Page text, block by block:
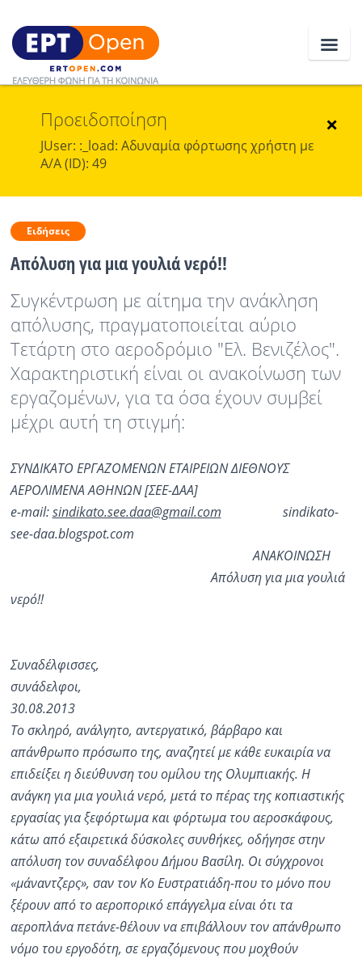
Ειδήσεις
Ελλάδα
Οικονομία
Αθλητικά
Κόσμος
Ραδιόφωνο LIVE
Πολιτισμός
×
Προειδοποίηση
JUser: :_load: Αδυναμία φόρτωσης χρήστη με
Α/Α (ID): 49
Ειδήσεις
Απόλυση για μια γουλιά νερό!!
Συγκέντρωση με αίτημα την ανάκληση
απόλυσης, πραγματοποιείται αύριο
Τετάρτη στο αεροδρόμιο "Ελ. Βενιζέλος".
Χαρακτηριστική είναι οι ανακοίνωση των
εργαζομένων, για τα όσα έχουν συμβεί
μέχρι αυτή τη στιγμή:
ΣΥΝΔΙΚΑΤΟ ΕΡΓΑΖΟΜΕΝΩΝ ΕΤΑΙΡΕΙΩΝ ΔΙΕΘΝΟΥΣ
ΑΕΡΟΛΙΜΕΝΑ ΑΘΗΝΩΝ [ΣΕΕ-ΔΑΑ]
e-mail:sindikato.see.daa@gmail.com sindikato-
see-daa.blogspot.com
ΑΝΑΚΟΙΝΩΣΗ
Απόλυση για μια γουλιά
νερό!!
Συναδέλφισσες,
30.08.2013
Το σκληρό, ανάλγητο, αντεργατικό, βάρβαρο και
απάνθρωπο πρόσωπο της, αναζητεί με κάθε ευκαιρία να
επιδείξει η διεύθυνση του ομίλου της Ολυμπιακής. Η
ανάγκη για μια γουλιά νερό, μετά το πέρας της κοπιαστικής
εργασίας για ξεφόρτωμα και φόρτωμα του αεροσκάφους,
κάτω από εξαιρετικά δύσκολες συνθήκες, οδήγησε στην
απόλυση τον συναδέλφου Δήμου Βασίλη. Οι σύγχρονοι
«μάναντζερς», σαν τον Κο Ευστρατιάδη-που το μόνο που
ξέρουν από το αεροπορικό επάγγελμα είναι ότι τα
αεροπλάνα πετάνε-θέλουν να επιβάλλουν τον απάνθρωπο
νόμο του εργοδότη, σε εργαζόμενους που μοχθούν